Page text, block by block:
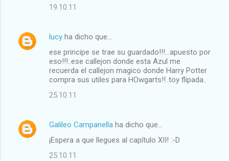
19.10.11
lucy ha dicho que…
ese principe se trae su guardado!!!...apuesto por
eso!!!..ese callejon donde esta Azul me
recuerda el callejon magico donde Harry Potter
compra sus utiles para HOwgarts!!..toy flipada..
25.10.11
Galileo Campanella ha dicho que…
¡Espera a que llegues al capítulo XII! :-D
25.10.11